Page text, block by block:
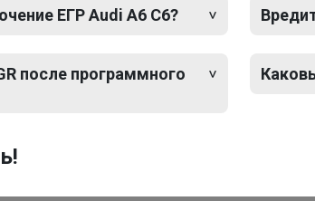
ЕГР Audi A6 C6?
после программного